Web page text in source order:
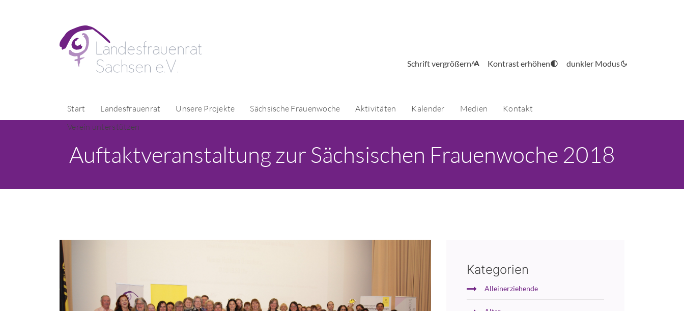
Schrift vergrößern Kontrast erhöhen dunkler Modus
Start Landesfrauenrat Unsere Projekte Sächsische Frauenwoche Aktivitäten Kalender Medien
Kontakt
Verein unterstützen
Auftaktveranstaltung zur Sächsischen Frauenwoche 2018
Kategorien
Alleinerziehende